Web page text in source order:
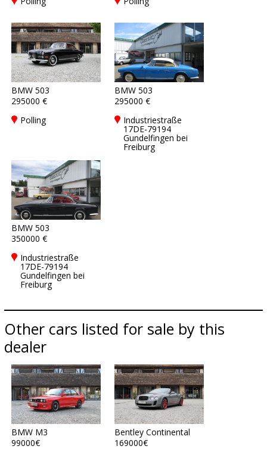
BMW 503
295000 €
Polling
BMW 503
295000 €
Industriestraße
17DE-79194
Gundelfingen bei
Freiburg
BMW 503
350000 €
Industriestraße
17DE-79194
Gundelfingen bei
Freiburg
Other cars listed for sale by this
dealer
BMW M3
99000€
Bentley Continental
169000€